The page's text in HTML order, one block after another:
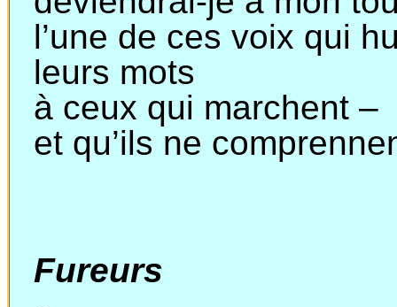
l’une de ces voix qui
leurs mots
à ceux qui marchent –
et qu’ils ne
Fureurs